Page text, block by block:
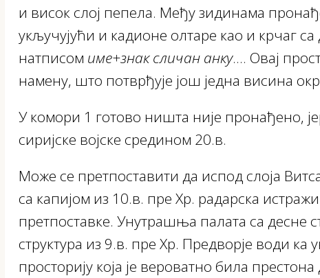
и висок слој пепела. Међу зидинама
укључујући и кадионе олтаре као и крчаг
натписом име+знак сличан анку…. Овај
намену, што потврђује још једна висина
У комори 1 готово ништа није пронађено,
сиријске војске средином 20.в.
Може се претпоставити да испод слоја
са капијом из 10.в. пре Хр. радарска
претпоставке. Унутрашња палата са десне
структура из 9.в. пре Хр. Предворје води ка
просторију која је вероватно била